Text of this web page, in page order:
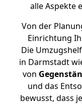
alle Aspekte
Von der
Einrichtung
Die
in Darmstadt
von
und das
bewusst, dass